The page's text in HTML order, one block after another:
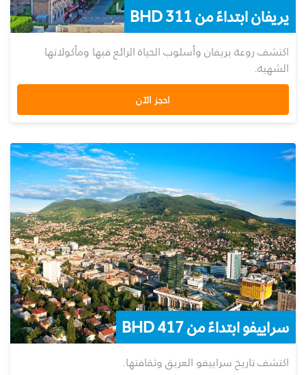
يريفان ابتداءً من 311 BHD
اكتشف روعة يريفان وأسلوب الحياة الرائع فيها ومأكولاتها
الشهية.
احجز الآن
سراييفو ابتداءً من 417 BHD
اكتشف تاريخ سراييفو العريق وثقافتها.